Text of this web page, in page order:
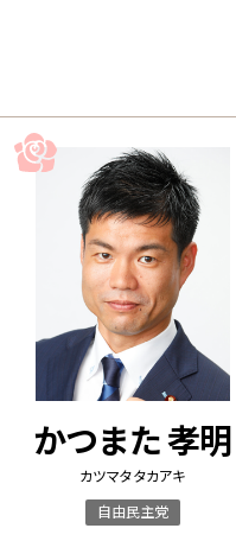
かつまた 孝明
カツマタ タカアキ
自由民主党